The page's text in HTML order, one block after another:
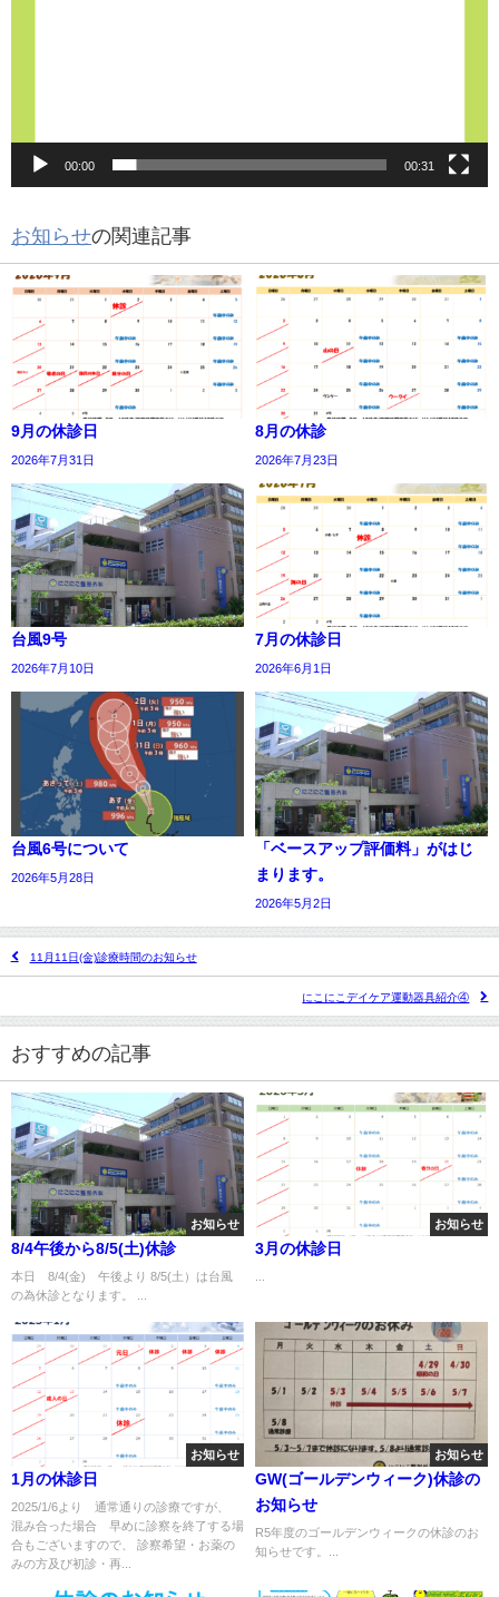
00:00 00:31
お知らせの関連記事
9月の休診日
2026年7月31日
8月の休診
2026年7月23日
台風9号
2026年7月10日
7月の休診日
2026年6月1日
台風6号について
2026年5月28日
「ベースアップ評価料」がはじ
まります。
2026年5月2日
11月11日(金)診療時間のお知らせ
にこにこデイケア運動器具紹介④
おすすめの記事
お知らせ
8/4午後から8/5(土)休診
本日 8/4(金) 午後より 8/5(土）は台風
の為休診となります。 ...
お知らせ
3月の休診日
お知らせ
1月の休診日
2025/1/6より 通常通りの診療ですが、
混み合った場合 早めに診察を終了する場
合もございますので、 診察希望・お薬の
みの方及び初診・再...
お知らせ
GW(ゴールデンウィーク)休診の
お知らせ
R5年度のゴールデンウィークの休診のお
知らせです。...